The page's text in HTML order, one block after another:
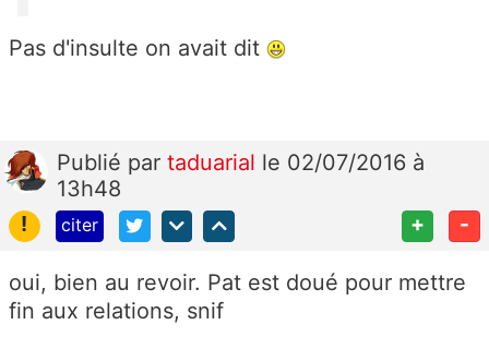
Pas d'insulte on avait dit
Publié par taduarial le 02/07/2016 à
13h48
!
citer + -
oui, bien au revoir. Pat est doué pour mettre
fin aux relations, snif